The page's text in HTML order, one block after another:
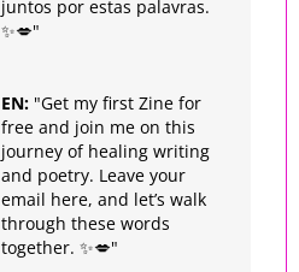
juntos por estas palavras.
✨💋"
EN: "Get my first Zine for
free and join me on this
journey of healing writing
and poetry. Leave your
email here, and let’s walk
through these words
together. ✨💋"